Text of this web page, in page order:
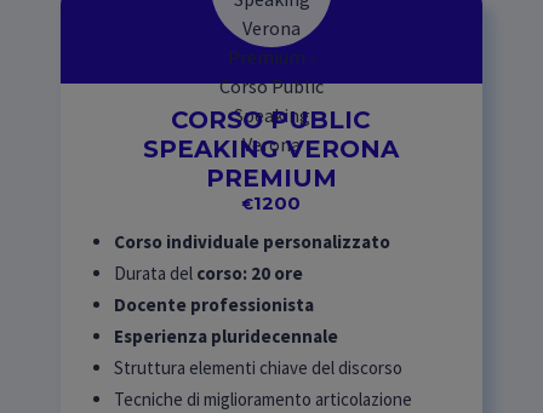
CORSO PUBLIC
SPEAKING VERONA
PREMIUM
€1200
Corso individuale personalizzato
Durata del corso: 20 ore
Docente professionista
Esperienza pluridecennale
Struttura elementi chiave del discorso
Tecniche di miglioramento articolazione